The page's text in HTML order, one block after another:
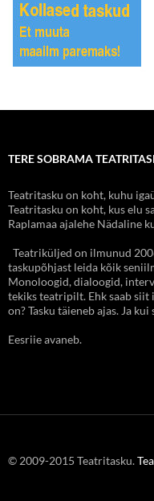
TERE SOBRAMA
Teatritasku on koht, kuhu
Teatritasku on koht, kus elu
Raplamaa ajalehe Nädaline
Teatriküljed on ilmunud
taskupõhjast leida kõik
Monoloogid, dialoogid,
tekiks teatripilt. Ehk saab siit
on? Tasku täieneb ajas. Ja
Eesriie avaneb.
© 2009-2015 Teatritasku.